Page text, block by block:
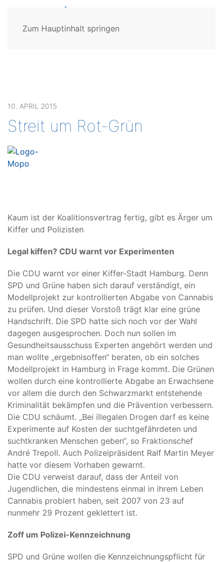
Zum Hauptinhalt springen
10. APRIL 2015
Streit um Rot-Grün
Kaum ist der Koalitionsvertrag fertig, gibt es Ärger um
Kiffer und Polizisten
Legal kiffen? CDU warnt vor Experimenten
Die CDU warnt vor einer Kiffer-Stadt Hamburg. Denn
SPD und Grüne haben sich darauf verständigt, ein
Modellprojekt zur kontrollierten Abgabe von Cannabis
zu prüfen. Und dieser Vorstoß trägt klar eine grüne
Handschrift. Die SPD hatte sich noch vor der Wahl
dagegen ausgesprochen. Doch nun sollen im
Gesundheitsausschuss Experten angehört werden und
man wollte „ergebnisoffen“ beraten, ob ein solches
Modellprojekt in Hamburg in Frage kommt. Die Grünen
wollen durch eine kontrollierte Abgabe an Erwachsene
vor allem die durch den Schwarzmarkt entstehende
Kriminalität bekämpfen und die Prävention verbessern.
Die CDU schäumt. „Bei illegalen Drogen darf es keine
Experimente auf Kosten der suchtgefährdeten und
suchtkranken Menschen geben“, so Fraktionschef
André Trepoll. Auch Polizeipräsident Ralf Martin Meyer
hatte vor diesem Vorhaben gewarnt.
Die CDU verweist darauf, dass der Anteil von
Jugendlichen, die mindestens einmal in ihrem Leben
Cannabis probiert haben, seit 2007 von 23 auf
nunmehr 29 Prozent geklettert ist.
Zoff um Polizei-Kennzeichnung
SPD und Grüne wollen die Kennzeichnungspflicht für